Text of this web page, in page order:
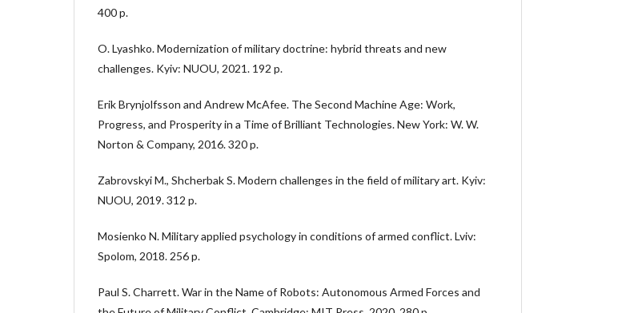
400 p.
O. Lyashko. Modernization of military doctrine: hybrid threats and new
challenges. Kyiv: NUOU, 2021. 192 p.
Erik Brynjolfsson and Andrew McAfee. The Second Machine Age: Work,
Progress, and Prosperity in a Time of Brilliant Technologies. New York: W. W.
Norton & Company, 2016. 320 p.
Zabrovskyi M., Shcherbak S. Modern challenges in the field of military art. Kyiv:
NUOU, 2019. 312 p.
Mosienko N. Military applied psychology in conditions of armed conflict. Lviv:
Spolom, 2018. 256 p.
Paul S. Charrett. War in the Name of Robots: Autonomous Armed Forces and